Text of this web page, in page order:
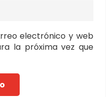
electrónico y web
la próxima vez que